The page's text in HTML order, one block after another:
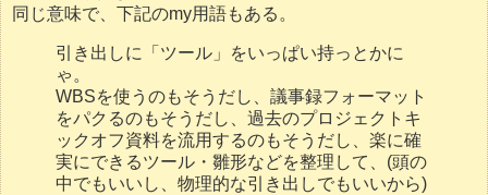
同じ意味で、下記のmy用語もある。
引き出しに「ツール」をいっぱい持っとかに
ゃ。
WBSを使うのもそうだし、議事録フォーマット
をパクるのもそうだし、過去のプロジェクトキ
ックオフ資料を流用するのもそうだし、楽に確
実にできるツール・雛形などを整理して、(頭の
中でもいいし、物理的な引き出しでもいいから)